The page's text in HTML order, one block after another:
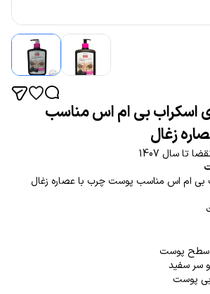
بی ام اس مناسب
زغال
ام اس مناسب پوست چرب با عصاره زغال
سطح پوست
سر سفید
پوست